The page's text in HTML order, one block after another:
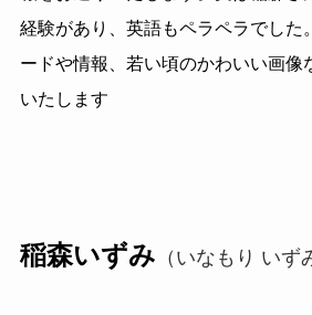
経験があり、英語もペラペラでした
ードや情報、若い頃のかわいい画像
いたします
稲森いずみ （いなもり いず